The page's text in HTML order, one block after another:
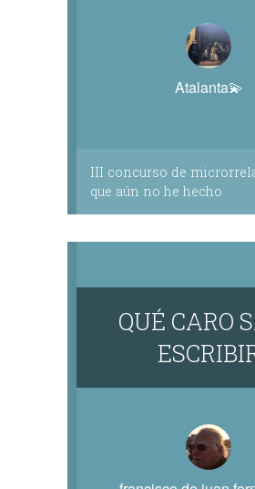
Atalanta💫
III concurso de
que aún no he hecho
QUÉ CARO